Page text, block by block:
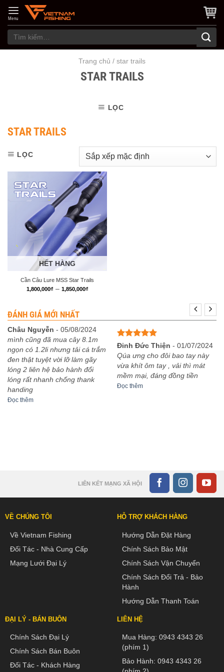
content
Menu
Tìm
kiếm:
Trang chủ / star trails
STAR TRAILS
LỌC
STAR TRAILS
LỌC
HẾT HÀNG
Cần Câu Lure MSS Star Trails
1,800,000₫ – 1,850,000₫Khoảng
1,850,000₫
ĐÁNH GIÁ MỚI NHẤT
Châu Nguyễn - 05/08/2024
mình cũng đã mua cây 8.1m
ngọn có 1.2li nhưng tải cá trắm
đen thật tuyệt vời lỡ làm gãy
lóng 2 liên hệ bảo hành đổi
lóng rất nhanh chống thank
handing
Đọc thêm
Được xếp
hạng
sao
Đinh Đức Thiện - 01/07/2024
Qúa ưng cho đôi bao tay này
vừa khít ôm tay , vải thì mát
mềm mại, đáng đồng tiền
Đọc thêm
LIÊN KẾT MẠNG XÃ HỘI
VỀ CHÚNG TÔI
Về Vietnam Fishing
Đối Tác - Nhà Cung Cấp
Mạng Lưới Đại Lý
HỖ TRỢ KHÁCH HÀNG
Hướng Dẫn Đặt Hàng
Chính Sách Bảo Mật
Chính Sách Vận Chuyển
Chính Sách Đổi Trả - Bảo
Hành
Hướng Dẫn Thanh Toán
ĐẠI LÝ - BÁN BUÔN
Chính Sách Đại Lý
Chính Sách Bán Buôn
Đối Tác - Khách Hàng
LIÊN HỆ
Mua Hàng: 0943 4343 26
(phím 1)
Bảo Hành: 0943 4343 26